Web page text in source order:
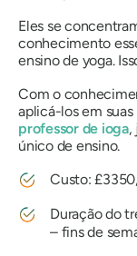
Eles se
conhecimento
ensino de yoga.
Com o
aplicá-los em
professor de ioga,
único de ensino.
Custo:
Duração do
– fins de